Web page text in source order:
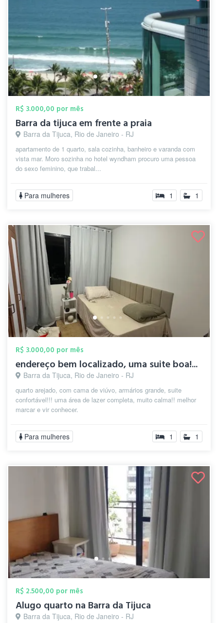
R$ 3.000,00 por mês
Barra da tijuca em frente a praia
Barra da Tijuca, Rio de Janeiro - RJ
apartamento de 1 quarto, sala cozinha, banheiro e varanda com
vista mar. Moro sozinha no hotel wyndham procuro uma pessoa
do sexo feminino, que trabal...
Para mulheres 1 1
R$ 3.000,00 por mês
endereço bem localizado, uma suite boa!...
Barra da Tijuca, Rio de Janeiro - RJ
quarto arejado, com cama de viúvo, armários grande, suite
confortável!!! uma área de lazer completa, muito calma!! melhor
marcar e vir conhecer.
Para mulheres 1 1
R$ 2.500,00 por mês
Alugo quarto na Barra da Tijuca
Barra da Tijuca, Rio de Janeiro - RJ